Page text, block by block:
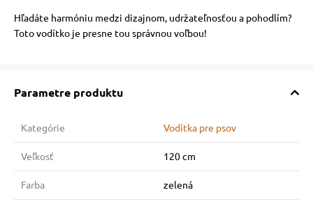
Hľadáte harmóniu medzi dizajnom, udržateľnosťou a pohodlím?
Toto vodítko je presne tou správnou voľbou!
Parametre produktu
Kategórie Vodítka pre psov
Veľkosť 120 cm
Farba zelená